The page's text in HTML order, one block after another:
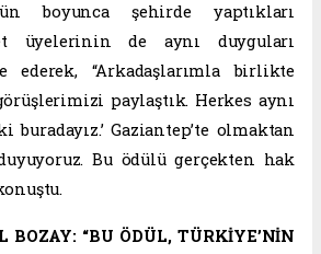
boyunca şehirde yaptıkları
üyelerinin de aynı duyguları
ederek, “Arkadaşlarımla birlikte
paylaştık. Herkes aynı
buradayız.’ Gaziantep’te olmaktan
Bu ödülü gerçekten hak
“BU ÖDÜL, TÜRKİYE’NİN